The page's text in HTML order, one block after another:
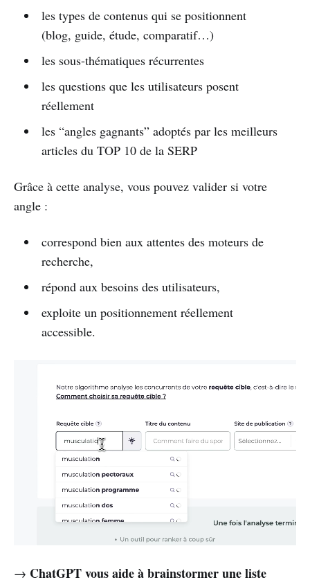
les types de contenus qui se positionnent
(blog, guide, étude, comparatif…)
les sous-thématiques récurrentes
les questions que les utilisateurs posent
réellement
les “angles gagnants” adoptés par les meilleurs
articles du TOP 10 de la SERP
Grâce à cette analyse, vous pouvez valider si votre
angle :
correspond bien aux attentes des moteurs de
recherche,
répond aux besoins des utilisateurs,
exploite un positionnement réellement
accessible.
→ ChatGPT vous aide à brainstormer une liste